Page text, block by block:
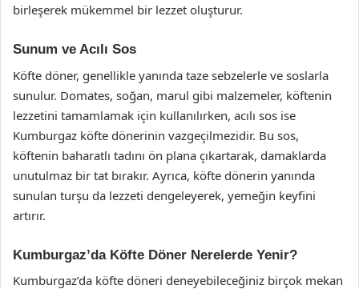
birleşerek mükemmel bir lezzet oluşturur.
Sunum ve Acılı Sos
Köfte döner, genellikle yanında taze sebzelerle ve soslarla
sunulur. Domates, soğan, marul gibi malzemeler, köftenin
lezzetini tamamlamak için kullanılırken, acılı sos ise
Kumburgaz köfte dönerinin vazgeçilmezidir. Bu sos,
köftenin baharatlı tadını ön plana çıkartarak, damaklarda
unutulmaz bir tat bırakır. Ayrıca, köfte dönerin yanında
sunulan turşu da lezzeti dengeleyerek, yemeğin keyfini
artırır.
Kumburgaz’da Köfte Döner Nerelerde Yenir?
Kumburgaz’da köfte döneri deneyebileceğiniz birçok mekan